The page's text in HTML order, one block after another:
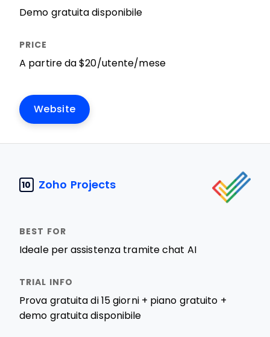
Demo gratuita disponibile
A partire da $20/utente/mese
Website
10 Zoho Projects
Ideale per assistenza tramite chat AI
Prova gratuita di 15 giorni + piano gratuito +
demo gratuita disponibile